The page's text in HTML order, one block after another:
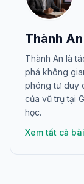
Thành An
Thành An là
phá không
phóng tư duy
của vũ trụ tại
học.
Xem tất cả